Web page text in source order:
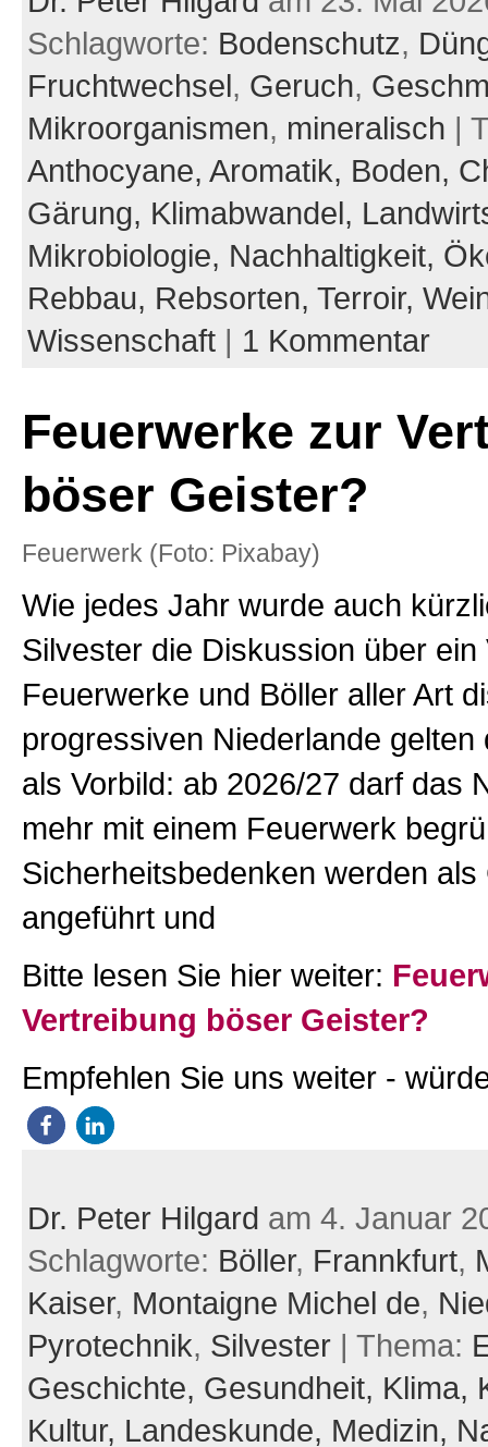
Schlagworte: Bodenschutz,
Fruchtwechsel, Geruch,
Mikroorganismen, mineralisch |
Anthocyane, Aromatik, Boden,
Gärung, Klimabwandel,
Mikrobiologie, Nachhaltigkeit,
Rebbau, Rebsorten, Terroir,
Wissenschaft| 1 Kommentar
Feuerwerke zur
böser Geister?
Feuerwerk (Foto: Pixabay)
Wie jedes Jahr wurde auch
Silvester die Diskussion über ein
Feuerwerke und Böller aller Art
progressiven Niederlande gelten
als Vorbild: ab 2026/27 darf das
mehr mit einem Feuerwerk
Sicherheitsbedenken werden
angeführt und
Bitte lesen Sie hier weiter:
Vertreibung böser Geister?
Empfehlen Sie uns weiter -
Dr. Peter Hilgard am 4. Januar
Schlagworte: Böller, Frannkfurt,
Kaiser, Montaigne Michel de,
Pyrotechnik, Silvester| Thema:
Geschichte, Gesundheit, Klima,
Kultur, Landeskunde, Medizin,